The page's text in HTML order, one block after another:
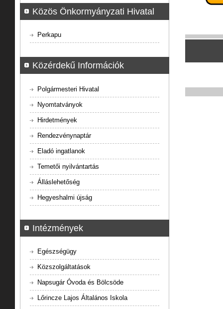
Közös Önkormyányzati Hivatal
Perkapu
Közérdekű Információk
Polgármesteri Hivatal
Nyomtatványok
Hirdetmények
Rendezvénynaptár
Eladó ingatlanok
Temetői nyilvántartás
Álláslehetőség
Hegyeshalmi újság
Intézmények
Egészségügy
Közszolgáltatások
Napsugár Óvoda és Bölcsöde
Lőrincze Lajos Általános Iskola